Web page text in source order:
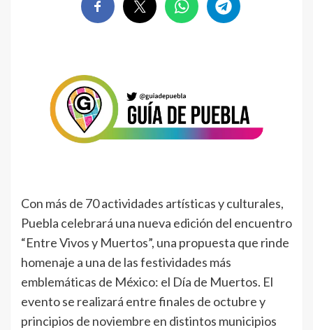
Con más de 70 actividades artísticas y culturales,
Puebla celebrará una nueva edición del encuentro
“Entre Vivos y Muertos”, una propuesta que rinde
homenaje a una de las festividades más
emblemáticas de México: el Día de Muertos. El
evento se realizará entre finales de octubre y
principios de noviembre en distintos municipios